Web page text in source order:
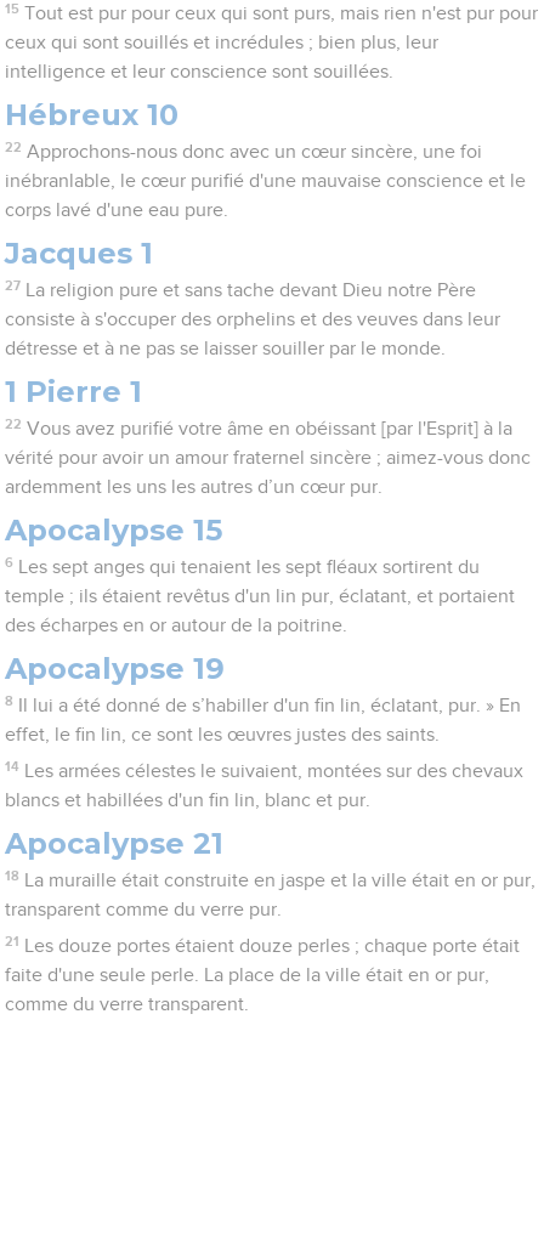
15 Tout est pur pour ceux qui sont purs, mais rien n'est pur pour
ceux qui sont souillés et incrédules ; bien plus, leur
intelligence et leur conscience sont souillées.
Hébreux 10
22 Approchons-nous donc avec un cœur sincère, une foi
inébranlable, le cœur purifié d'une mauvaise conscience et le
corps lavé d'une eau pure.
Jacques 1
27
La religion pure et sans tache devant Dieu notre Père
consiste à s'occuper des orphelins et des veuves dans leur
détresse et à ne pas se laisser souiller par le monde.
1 Pierre 1
22 Vous avez purifié votre âme en obéissant [par l'Esprit] à la
vérité pour avoir un amour fraternel sincère ; aimez-vous donc
ardemment les uns les autres d’un cœur pur.
Apocalypse 15
6
Les sept anges qui tenaient les sept fléaux sortirent du
temple ; ils étaient revêtus d'un lin pur, éclatant, et portaient
des écharpes en or autour de la poitrine.
Apocalypse 19
8
Il lui a été donné de s’habiller d'un fin lin, éclatant, pur. » En
effet, le fin lin, ce sont les œuvres justes des saints.
14
Les armées célestes le suivaient, montées sur des chevaux
blancs et habillées d'un fin lin, blanc et pur.
Apocalypse 21
18
La muraille était construite en jaspe et la ville était en or pur,
transparent comme du verre pur.
21
Les douze portes étaient douze perles ; chaque porte était
faite d'une seule perle. La place de la ville était en or pur,
comme du verre transparent.